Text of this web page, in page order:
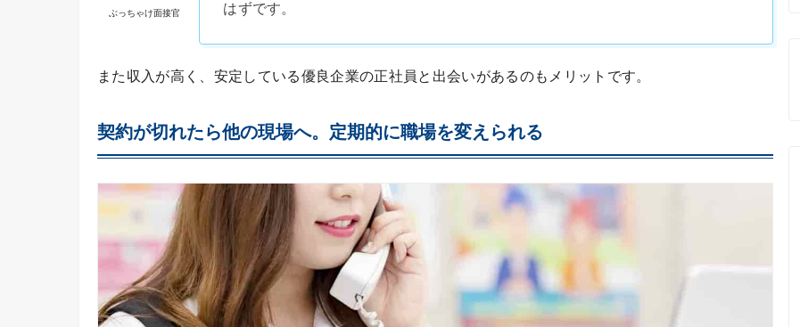
ぶっちゃけ面接官
はずです。
また収入が高く、安定している優良企業の正社員と出会いがあるのもメリットです。
契約が切れたら他の現場へ。定期的に職場を変えられる